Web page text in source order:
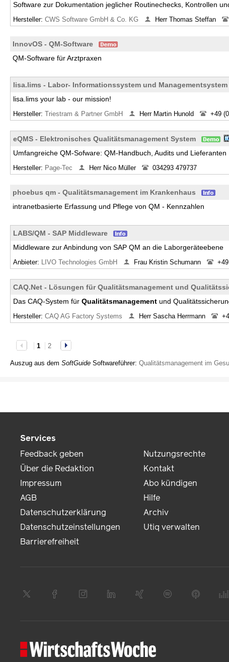
Software zur Dokumentation jeglicher Routinechecks, Kontrollen
Hersteller: CWS Software GmbH & Co. KG Herr Thomas Steffan
InnovOS - QM-Software
QM-Software für Arztpraxen
lisa.lims - Labor- Informationssystem und Managementsystem
lisa.lims your lab - our mission!
Hersteller: Triestram & Partner GmbH Herr Martin Hunold +49
eQMS - Elektronisches Qualitätsmanagement System
Umfangreiche QM-Sofware: QM-Handbuch, Audits und Lieferanten
Hersteller: Page-Tec Herr Nico Müller 034293 479737
phoebus qm - Qualitätsmanagement im Krankenhaus
intranetbasierte Erfassung und Pflege von QM - Kennzahlen
LABS/QM - SAP Middleware
Middleware zur Anbindung von SAP QM an die Laborgeräteebene
Anbieter: LIVO Technologies GmbH Frau Kristin Schumann
CAQ.Net - Lösungen für Qualitätsmanagement und
Das CAQ-System für Qualitätsmanagement und
Hersteller: CAQ AG Factory Systems Herr Sascha Herrmann
1
2
Auszug aus dem SoftGuide Softwareführer: Qualitätsmanagement im
Services
Feedback geben
Über die Redaktion
Impressum
AGB
Datenschutzerklärung
Datenschutzeinstellungen
Barrierefreiheit
Nutzungsrechte
Kontakt
Abo kündigen
Hilfe
Archiv
Utiq verwalten